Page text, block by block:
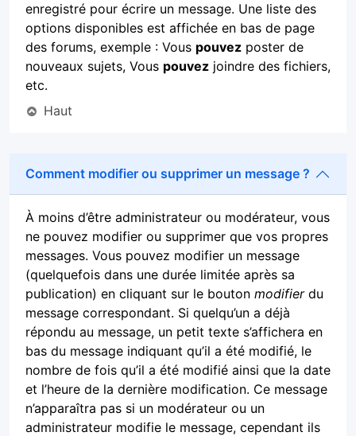
enregistré pour écrire un message. Une liste des
options disponibles est affichée en bas de page
des forums, exemple : Vous pouvez poster de
nouveaux sujets, Vous pouvez joindre des fichiers,
etc.
Haut
Comment modifier ou supprimer un message ?
À moins d’être administrateur ou modérateur, vous
ne pouvez modifier ou supprimer que vos propres
messages. Vous pouvez modifier un message
(quelquefois dans une durée limitée après sa
publication) en cliquant sur le bouton modifierdu
message correspondant. Si quelqu’un a déjà
répondu au message, un petit texte s’affichera en
bas du message indiquant qu’il a été modifié, le
nombre de fois qu’il a été modifié ainsi que la date
et l’heure de la dernière modification. Ce message
n’apparaîtra pas si un modérateur ou un
administrateur modifie le message, cependant ils